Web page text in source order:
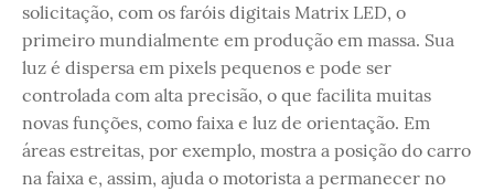
solicitação, com os faróis digitais Matrix LED, o
primeiro mundialmente em produção em massa. Sua
luz é dispersa em pixels pequenos e pode ser
controlada com alta precisão, o que facilita muitas
novas funções, como faixa e luz de orientação. Em
áreas estreitas, por exemplo, mostra a posição do carro
na faixa e, assim, ajuda o motorista a permanecer no